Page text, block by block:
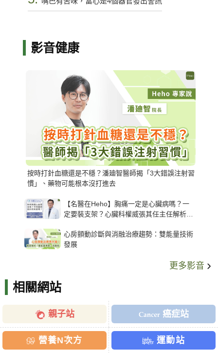
影音健康
按時打針血糖還是不穩？潘廸智醫師揭「3大錯誤注射習
慣」、藥物可能根本沒打進去
【名醫在Heho】胸痛一定是心臟病嗎？一
定要裝支架？心臟科權威張其任主任解析支
心房顫動診斷與消融治療趨勢：雙能量技術
發展
更多影音
相關網站
親子站 癌症站
營養N次方 運動站